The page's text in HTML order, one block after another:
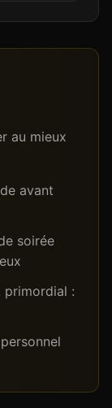
au mieux
avant
soirée
primordial :